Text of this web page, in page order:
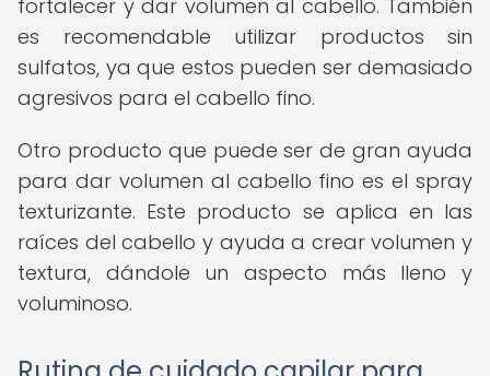
fortalecer y dar volumen al cabello. También
es recomendable utilizar productos sin
sulfatos, ya que estos pueden ser demasiado
agresivos para el cabello fino.
Otro producto que puede ser de gran ayuda
para dar volumen al cabello fino es el spray
texturizante. Este producto se aplica en las
raíces del cabello y ayuda a crear volumen y
textura, dándole un aspecto más lleno y
voluminoso.